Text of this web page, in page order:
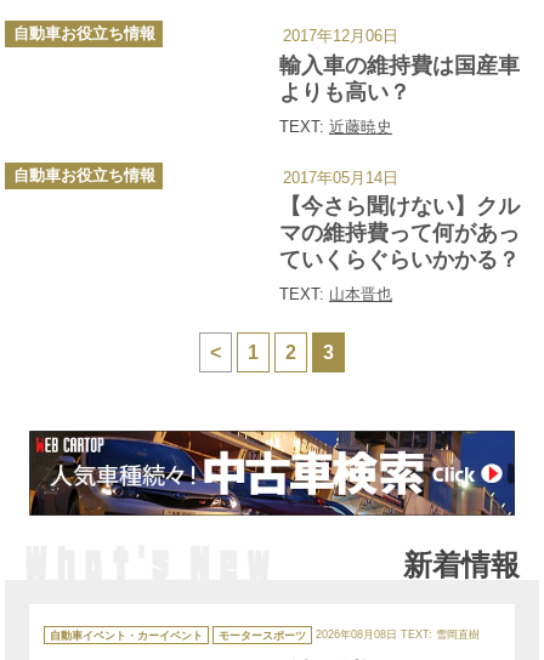
輸入車の維持費は国産車
よりも高い？
TEXT: 近藤暁史
カ
テ
自動車お役立ち情報 2017年12月06日
【今さら聞けない】クル
マの維持費って何があっ
ていくらぐらいかかる？
TEXT: 山本晋也
カ
テ
自動車お役立ち情報 2017年05月14日
< 1 2 3
新着情報
テ
ゴ
自動車イベント・カーイベント モータースポーツ 2026年08月08日 TEXT: 雪岡直樹